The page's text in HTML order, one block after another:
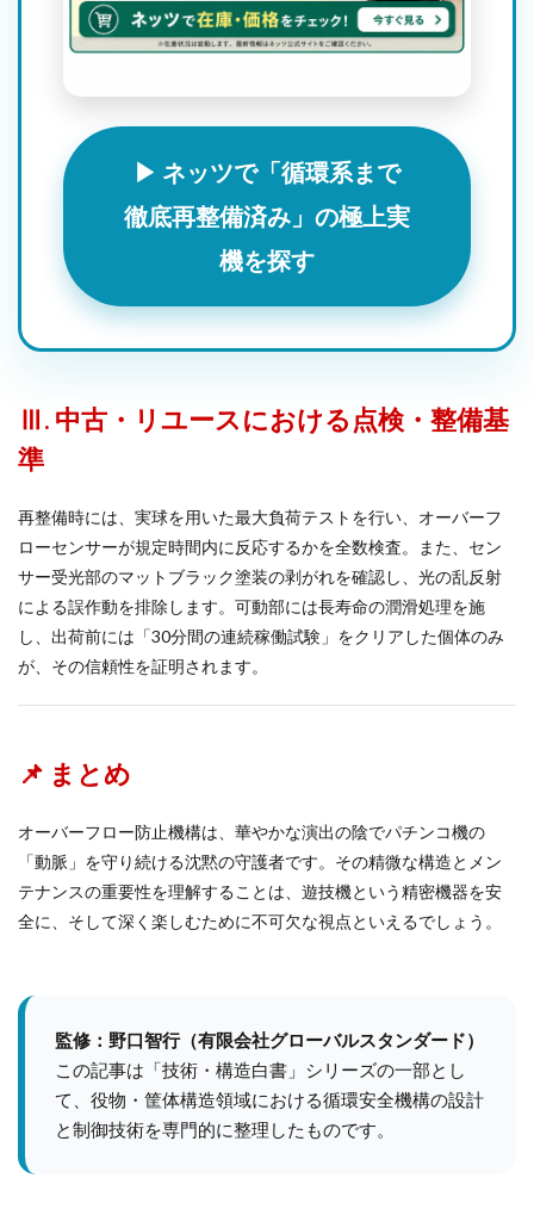
▶ ネッツで「循環系まで
徹底再整備済み」の極上実
機を探す
Ⅲ. 中古・リユースにおける点検・整備基
準
再整備時には、実球を用いた最大負荷テストを行い、オーバーフ
ローセンサーが規定時間内に反応するかを全数検査。また、セン
サー受光部のマットブラック塗装の剥がれを確認し、光の乱反射
による誤作動を排除します。可動部には長寿命の潤滑処理を施
し、出荷前には「30分間の連続稼働試験」をクリアした個体のみ
が、その信頼性を証明されます。
📌 まとめ
オーバーフロー防止機構は、華やかな演出の陰でパチンコ機の
「動脈」を守り続ける沈黙の守護者です。その精微な構造とメン
テナンスの重要性を理解することは、遊技機という精密機器を安
全に、そして深く楽しむために不可欠な視点といえるでしょう。
監修：野口智行（有限会社グローバルスタンダード）
この記事は「技術・構造白書」シリーズの一部とし
て、役物・筐体構造領域における循環安全機構の設計
と制御技術を専門的に整理したものです。